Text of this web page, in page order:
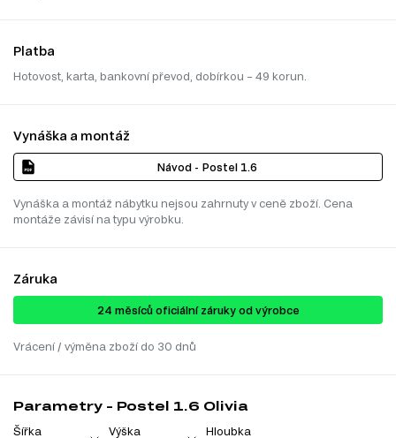
Platba
Hotovost, karta, bankovní převod, dobírkou – 49 korun.
Vynáška a montáž
Návod - Postel 1.6
Vynáška a montáž nábytku nejsou zahrnuty v ceně zboží. Cena
montáže závisí na typu výrobku.
Záruka
24 ​​​​měsíců oficiální záruky od výrobce
Vrácení / výměna zboží do 30 dnů
Parametry - Postel 1.6 Olivia
Šířka Výška Hloubka